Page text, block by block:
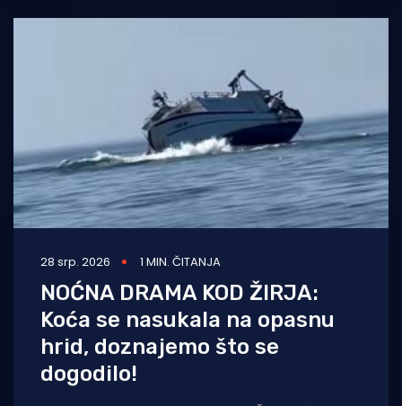
28 srp. 2026 1 MIN. ČITANJA
NOĆNA DRAMA KOD ŽIRJA:
Koća se nasukala na opasnu
hrid, doznajemo što se
dogodilo!